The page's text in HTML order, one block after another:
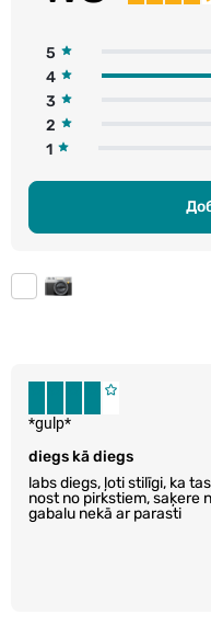
5
4
3
2
1
diegs kā diegs
labs diegs, ļoti stilīgi, ka
nost no pirkstiem, saķere
gabalu nekā ar parasti
*gulp*